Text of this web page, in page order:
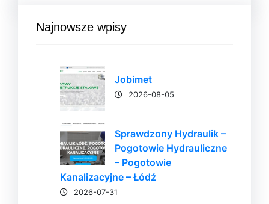
Najnowsze wpisy
Jobimet
2026-08-05
Sprawdzony Hydraulik –
Pogotowie Hydrauliczne
– Pogotowie
Kanalizacyjne – Łódź
2026-07-31